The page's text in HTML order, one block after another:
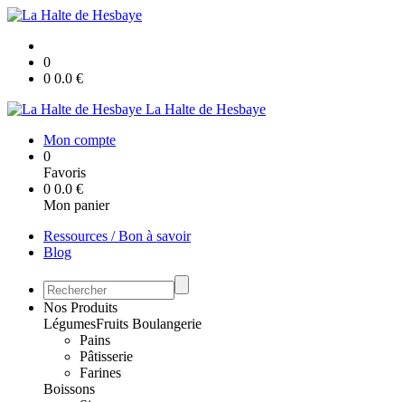
0
0 0.0 €
La Halte de Hesbaye
Mon compte
0
Favoris
0 0.0 €
Mon panier
Ressources / Bon à savoir
Blog
Nos Produits
LégumesFruits Boulangerie
Pains
Pâtisserie
Farines
Boissons